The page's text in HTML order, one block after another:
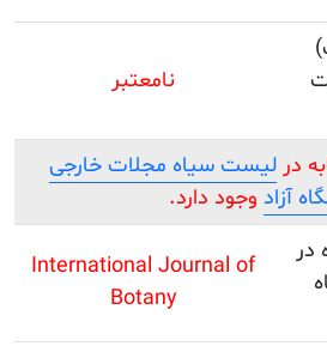
سیاه مجلات خارجی
دارد.
International